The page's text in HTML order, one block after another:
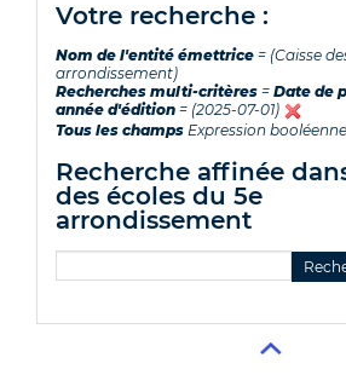
votre recherche :
Nom de l'entité émettrice = (Caisse
arrondissement)
Recherches multi-critères = Date de
année d'édition = (2025-07-01)
Tous les champs Expression
recherche affinée dans : caisse
des écoles du 5e
arrondissement